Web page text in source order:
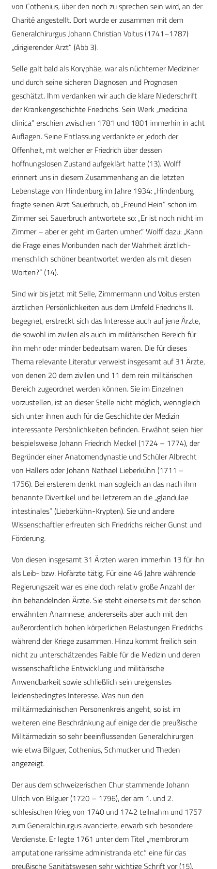
von Cothenius, über den noch zu sprechen sein wird, an der
Charité angestellt. Dort wurde er zusammen mit dem
Generalchirurgus Johann Christian Voitus (1741–1787)
„dirigierender Arzt“ (Abb 3).
Selle galt bald als Koryphäe, war als nüchterner Mediziner
und durch seine sicheren Diagnosen und Prognosen
geschätzt. Ihm verdanken wir auch die klare Niederschrift
der Krankengeschichte Friedrichs. Sein Werk „medicina
clinica“ erschien zwischen 1781 und 1801 immerhin in acht
Auflagen. Seine Entlassung verdankte er jedoch der
Offenheit, mit welcher er Friedrich über dessen
hoffnungslosen Zustand aufgeklärt hatte (13). Wolff
erinnert uns in diesem Zusammenhang an die letzten
Lebenstage von Hindenburg im Jahre 1934: „Hindenburg
fragte seinen Arzt Sauerbruch, ob „Freund Hein“ schon im
Zimmer sei. Sauerbruch antwortete so: „Er ist noch nicht im
Zimmer – aber er geht im Garten umher.“ Wolff dazu: „Kann
die Frage eines Moribunden nach der Wahrheit ärztlich-
menschlich schöner beantwortet werden als mit diesen
Worten?“ (14).
Sind wir bis jetzt mit Selle, Zimmermann und Voitus ersten
ärztlichen Persönlichkeiten aus dem Umfeld Friedrichs II.
begegnet, erstreckt sich das Interesse auch auf jene Ärzte,
die sowohl im zivilen als auch im militärischen Bereich für
ihn mehr oder minder bedeutsam waren. Die für dieses
Thema relevante Literatur verweist insgesamt auf 31 Ärzte,
von denen 20 dem zivilen und 11 dem rein militärischen
Bereich zugeordnet werden können. Sie im Einzelnen
vorzustellen, ist an dieser Stelle nicht möglich, wenngleich
sich unter ihnen auch für die Geschichte der Medizin
interessante Persönlichkeiten befinden. Erwähnt seien hier
beispielsweise Johann Friedrich Meckel (1724 – 1774), der
Begründer einer Anatomendynastie und Schüler Albrecht
von Hallers oder Johann Nathael Lieberkühn (1711 –
1756). Bei ersterem denkt man sogleich an das nach ihm
benannte Divertikel und bei letzerem an die „glandulae
intestinales“ (Lieberkühn-Krypten). Sie und andere
Wissenschaftler erfreuten sich Friedrichs reicher Gunst und
Förderung.
Von diesen insgesamt 31 Ärzten waren immerhin 13 für ihn
als Leib- bzw. Hofärzte tätig. Für eine 46 Jahre währende
Regierungszeit war es eine doch relativ große Anzahl der
ihn behandelnden Ärzte. Sie steht einerseits mit der schon
erwähnten Anamnese, andererseits aber auch mit den
außerordentlich hohen körperlichen Belastungen Friedrichs
während der Kriege zusammen. Hinzu kommt freilich sein
nicht zu unterschätzendes Faible für die Medizin und deren
wissenschaftliche Entwicklung und militärische
Anwendbarkeit sowie schließlich sein ureigenstes
leidensbedingtes Interesse. Was nun den
militärmedizinischen Personenkreis angeht, so ist im
weiteren eine Beschränkung auf einige der die preußische
Militärmedizin so sehr beeinflussenden Generalchirurgen
wie etwa Bilguer, Cothenius, Schmucker und Theden
angezeigt.
Der aus dem schweizerischen Chur stammende Johann
Ulrich von Bilguer (1720 – 1796), der am 1. und 2.
schlesischen Krieg von 1740 und 1742 teilnahm und 1757
zum Generalchirurgus avancierte, erwarb sich besondere
Verdienste. Er legte 1761 unter dem Titel „membrorum
amputatione rarissime administranda etc.“ eine für das
preußische Sanitätswesen sehr wichtige Schrift vor (15).